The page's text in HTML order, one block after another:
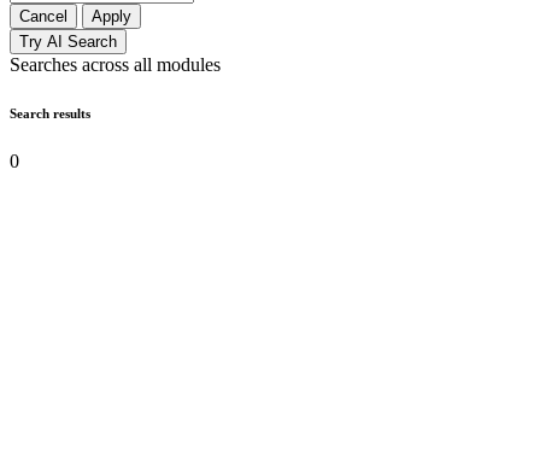
Cancel
Apply
Try AI Search
Searches across all modules
Search results
0